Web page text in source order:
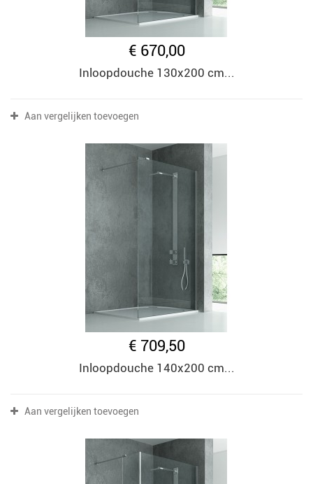
€ 670,00
Inloopdouche 130x200 cm...
Aan vergelijken toevoegen
€ 709,50
Inloopdouche 140x200 cm...
Aan vergelijken toevoegen